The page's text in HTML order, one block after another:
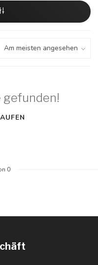
gefunden!
0